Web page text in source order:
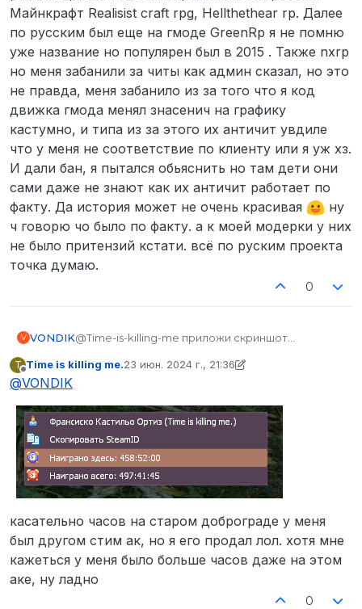
Майнкрафт Realisist craft rpg, Hellthethear rp. Далее
по русским был еще на гмоде GreenRp я не помню
уже название но популярен был в 2015 . Также nxrp
но меня забанили за читы как админ сказал, но это
не правда, меня забанило из за того что я код
движка гмода менял знасенич на графику
кастумно, и типа из за этого их античит увдиле
что у меня не соответствие по клиенту или я уж хз.
И дали бан, я пытался обьяснить но там дети они
сами даже не знают как их античит работает по
факту. Да история может не очень красивая
ну
ч говорю чо было по факту. а к моей модерки у них
не было притензий кстати. всё по руским проекта
точка думаю.
0
V VONDIK@Time-is-killing-me приложи скриншот
пункте более конкретные проекты, на которых у
особенно русскоязычных
T
Не в сети
Time is killing me.23 июн. 2024 г., 21:36
отредактировано Time is killing me.
@VONDIK
касательно часов на старом доброграде у меня
был другом стим ак, но я его продал лол. хотя мне
кажеться у меня было больше часов даже на этом
аке, ну ладно
0